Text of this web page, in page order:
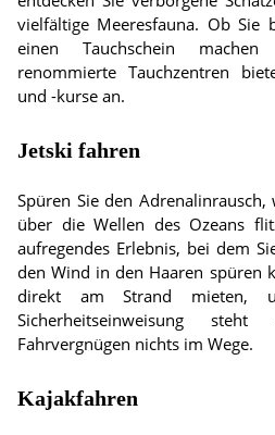
vielfältige Meeresfauna. Ob Sie
einen Tauchschein
renommierte Tauchzentren
und -kurse an.
Jetski fahren
Spüren Sie den
über die Wellen des Ozeans
aufregendes Erlebnis, bei dem
den Wind in den Haaren spüren
direkt am Strand mieten,
Sicherheitseinweisung steht
Fahrvergnügen nichts im Wege.
Kajakfahren